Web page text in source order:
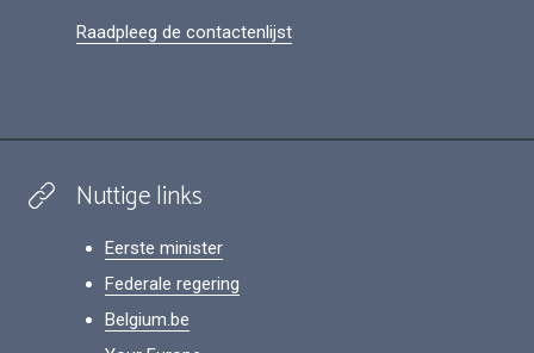
Raadpleeg de contactenlijst
Nuttige links
Eerste minister
Federale regering
Belgium.be